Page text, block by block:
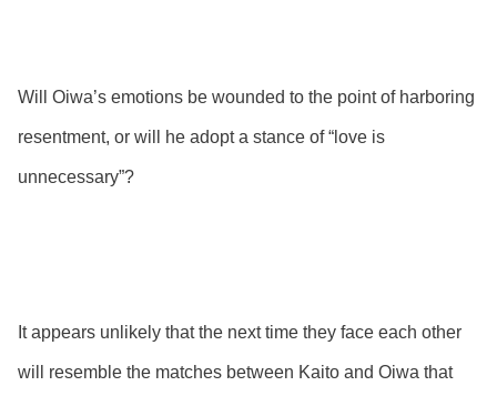
Will Oiwa’s emotions be wounded to the point of harboring
resentment, or will he adopt a stance of “love is
unnecessary”?
It appears unlikely that the next time they face each other
will resemble the matches between Kaito and Oiwa that